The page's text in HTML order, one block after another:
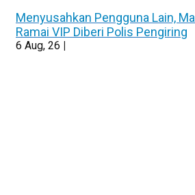
Menyusahkan Pengguna Lain,
Ramai VIP Diberi Polis Pengiring
6 Aug, 26 |